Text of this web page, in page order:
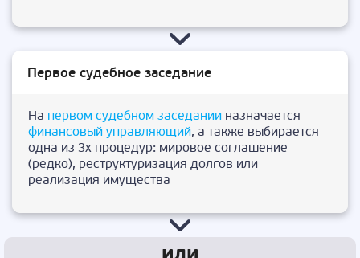
Первое судебное заседание
На первом судебном заседании назначается
финансовый управляющий, а также выбирается
одна из 3х процедур: мировое соглашение
(редко), реструктуризация долгов или
реализация имущества